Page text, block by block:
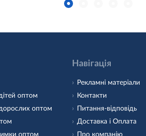
оптом
оптом
Навігація
Рекламні матеріали
Контакти
Питання-відповідь
Доставка і Оплата